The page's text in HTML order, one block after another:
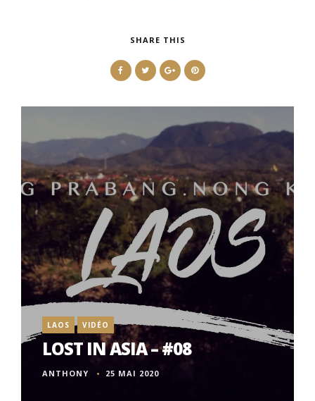
SHARE THIS
LAOS VIDÉO
LOST IN ASIA – #08
ANTHONY 25 MAI 2020